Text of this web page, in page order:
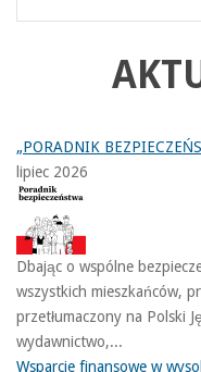
„PORADNIK
lipiec 2026
Dbając o wspólne
wszystkich mieszkańców,
przetłumaczony na Polski
wydawnictwo,...
Wsparcie finansowe w